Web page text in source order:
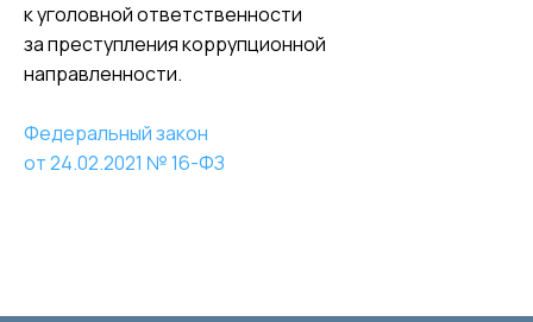
к уголовной ответственности
за преступления коррупционной
направленности.
Федеральный закон
от 24.02.2021 № 16-ФЗ